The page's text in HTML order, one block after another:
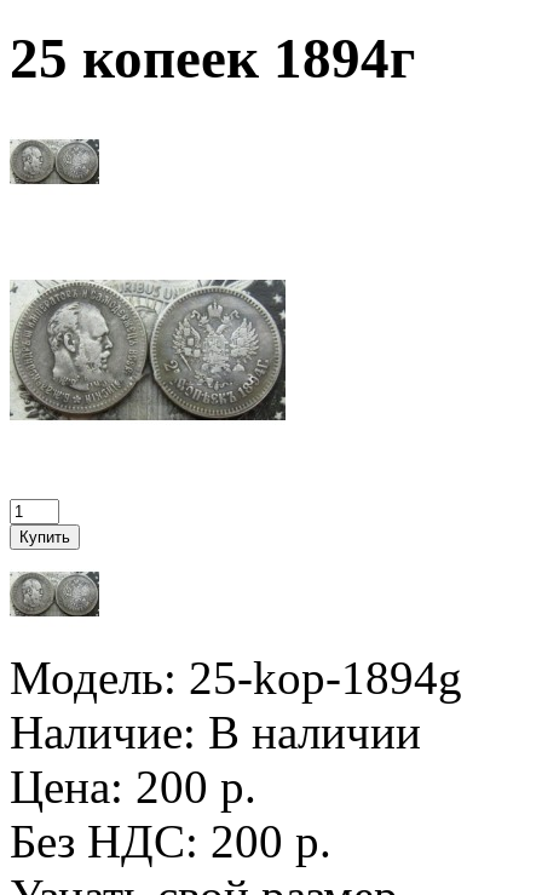
25 копеек 1894г
Модель: 25-kop-1894g
Наличие: В наличии
Цена: 200 р.
Без НДС: 200 р.